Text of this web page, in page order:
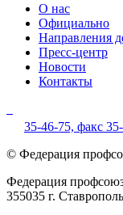
О нас
Официально
Направления
Пресс-центр
Новости
Контакты
35-46-75, факс
© Федерация
Федерация
355035 г.